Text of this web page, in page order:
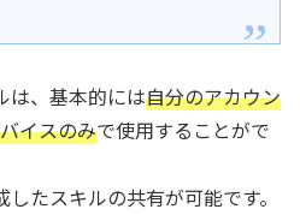
は、基本的には自分のアカウン
イスのみで使用することがで
たスキルの共有が可能です。